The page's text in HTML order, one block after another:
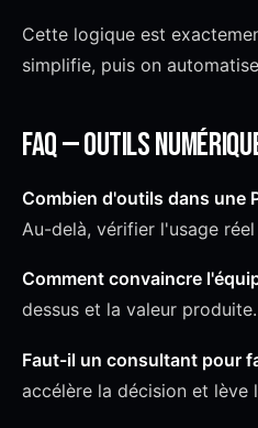
Cette logique est
simplifie, puis on
FAQ — Outils
Combien d'outils dans une
Au-delà, vérifier l'usage
Comment convaincre
dessus et la valeur
Faut-il un consultant pour
accélère la décision et lève